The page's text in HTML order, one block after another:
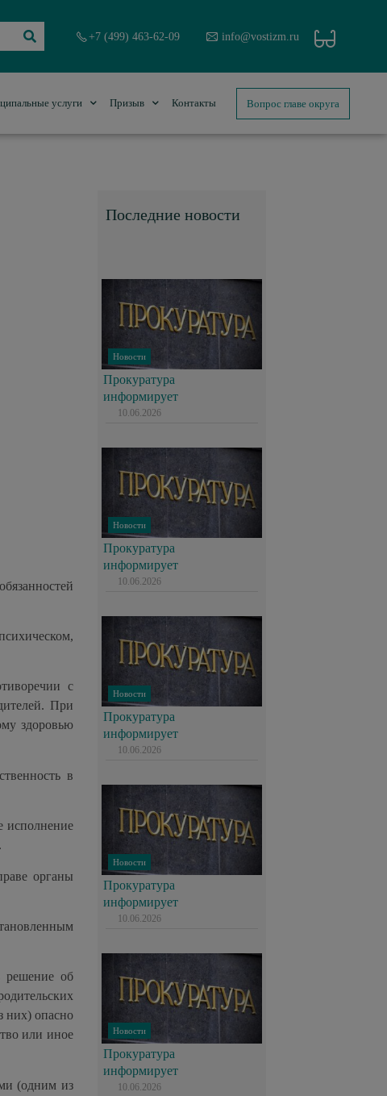
+7 (499) 463-62-09 info@vostizm.ru
услуги Призыв Контакты Вопрос главе округа
с
При
здоровью
в
исполнение
органы
решение об
них) опасно
или иное
(одним из
Последние новости
Новости
Прокуратура
информирует
10.06.2026
Новости
Прокуратура
информирует
10.06.2026
Новости
Прокуратура
информирует
10.06.2026
Новости
Прокуратура
информирует
10.06.2026
Новости
Прокуратура
информирует
10.06.2026